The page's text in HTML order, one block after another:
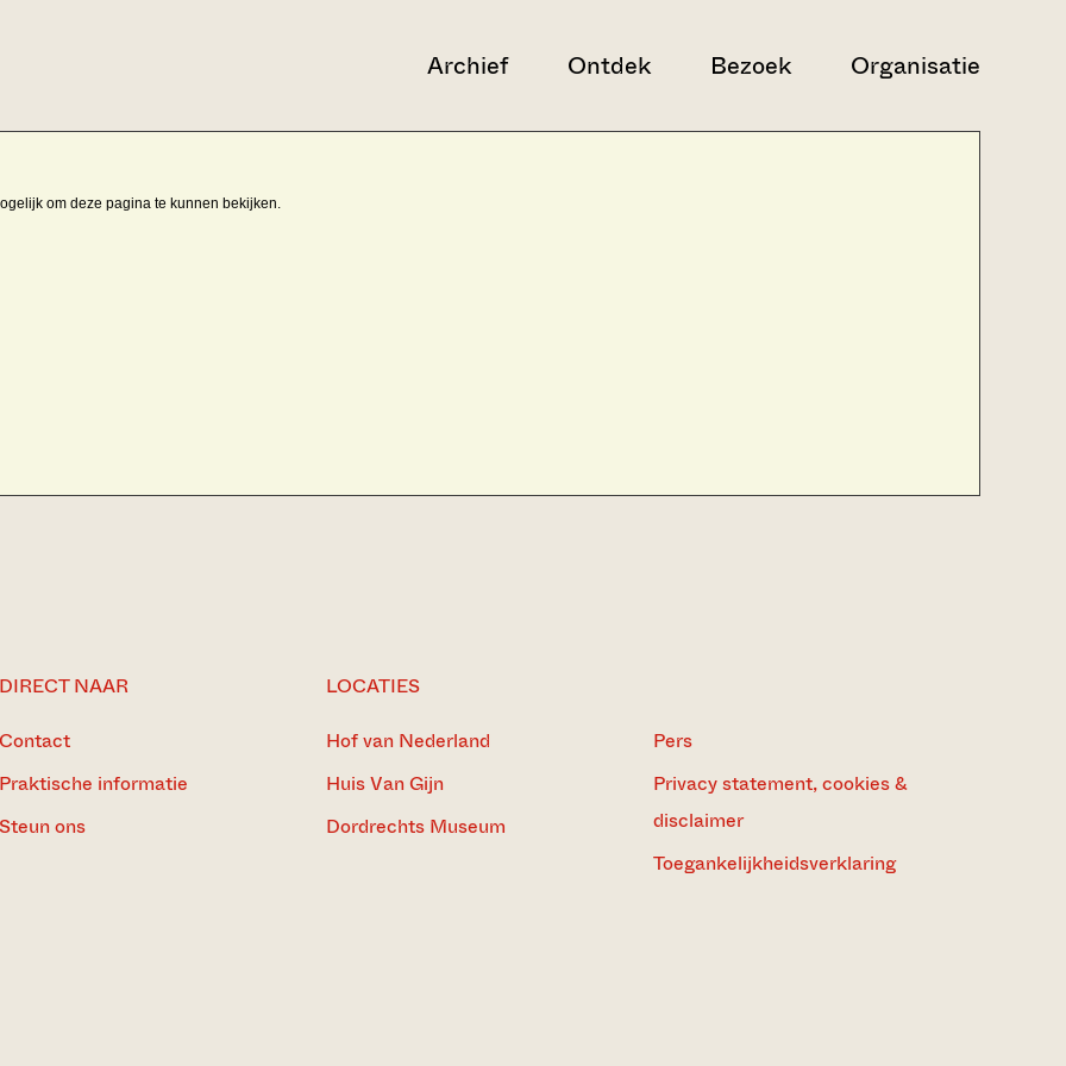
Archief Ontdek Bezoek Organisatie
om deze pagina te kunnen bekijken.
DIRECT NAAR
Contact
Praktische informatie
Steun ons
LOCATIES
Hof van Nederland
Huis Van Gijn
Dordrechts Museum
Pers
Privacy statement, cookies &
disclaimer
Toegankelijkheidsverklaring